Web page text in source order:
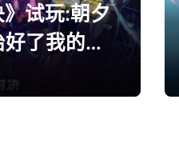
了我的低